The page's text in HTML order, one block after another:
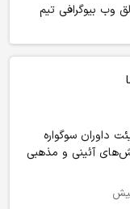
بیوگرافی تیم
داوران سوگواره
آئینی و مذهبی